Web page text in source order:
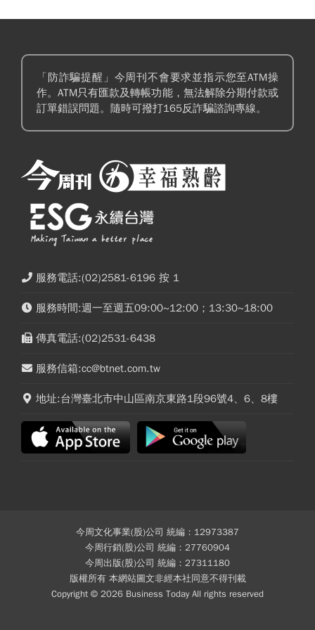
「防詐騙提醒」今周刊不會要求並指示您至ATM操
作。ATM只有匯款及轉帳功能，無法解除分期付款或
訂單錯誤問題。隨時可撥打165反詐騙諮詢專線。
服務電話:(02)2581-6196 按 1
服務時間:週一至週五09:00~12:00；13:30~18:00
傳真電話:(02)2531-6438
服務信箱:cc@btnet.com.tw
地址:台灣臺北市中山區南京東路1段96號4、6、8樓
今周文化事業(股)公司 統編：12973387
今周行銷(股)公司 統編：27760904
今周出版(股)公司 統編：27311180
版權所有 本網站圖文非經本社同意不得刊載
Copyright © 2026 Business Today All rights reserved